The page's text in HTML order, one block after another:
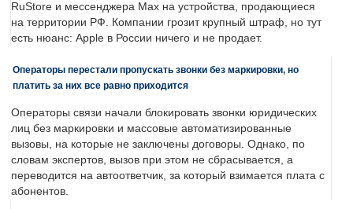
RuStore и мессенджера Max на устройства, продающиеся
на территории РФ. Компании грозит крупный штраф, но тут
есть нюанс: Apple в России ничего и не продает.
Операторы перестали пропускать звонки без маркировки, но
платить за них все равно приходится
Операторы связи начали блокировать звонки юридических
лиц без маркировки и массовые автоматизированные
вызовы, на которые не заключены договоры. Однако, по
словам экспертов, вызов при этом не сбрасывается, а
переводится на автоответчик, за который взимается плата с
абонентов.